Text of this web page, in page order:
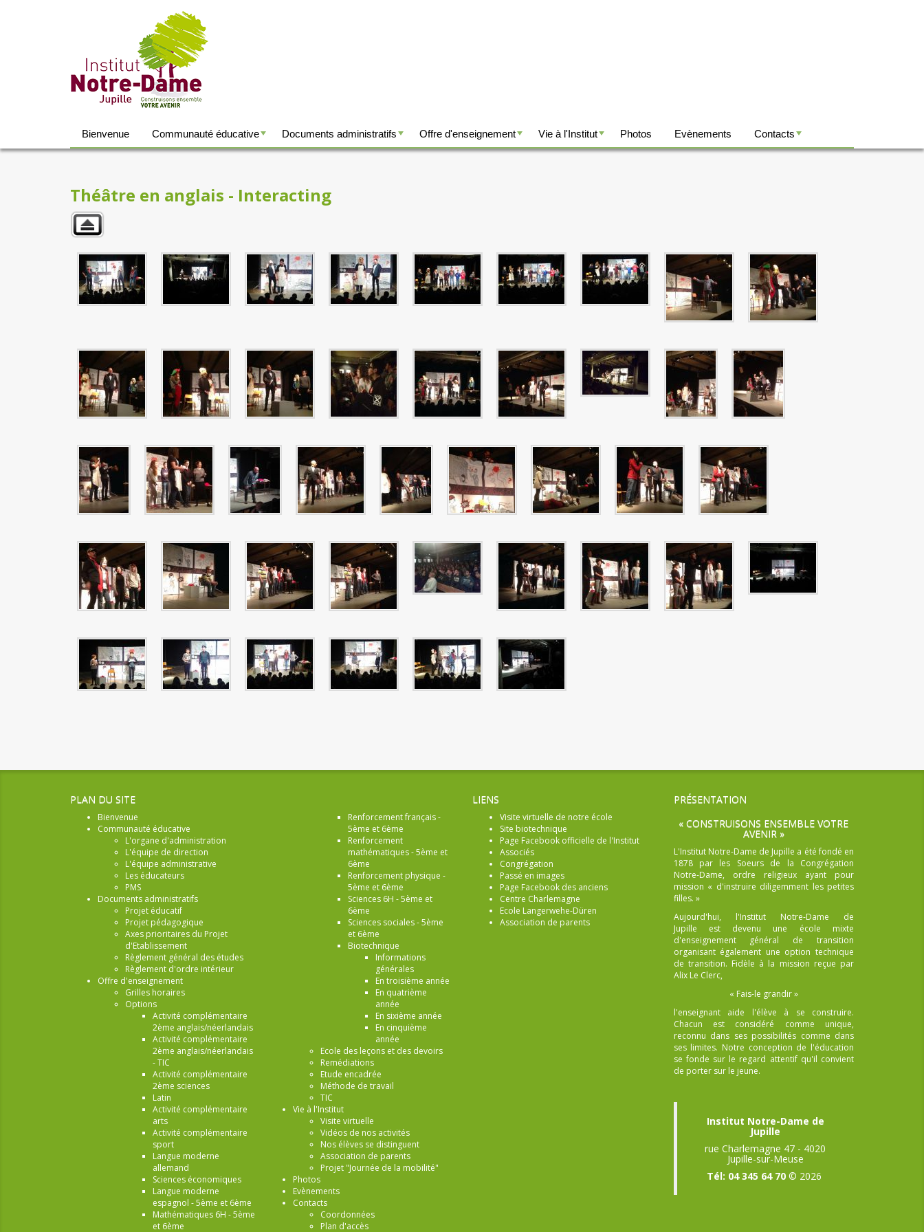
Bienvenue Communauté éducative Documents administratifs Offre d'enseignement Vie à l'Institut Photos Evènements Contacts
Théâtre en anglais - Interacting
PLAN DU SITE
Bienvenue
Communauté éducative
L'organe d'administration
L'équipe de direction
L'équipe administrative
Les éducateurs
PMS
Documents administratifs
Projet éducatif
Projet pédagogique
Axes prioritaires du Projet
d'Etablissement
Règlement général des études
Règlement d'ordre intérieur
Offre d'enseignement
Grilles horaires
Options
Activité complémentaire
2ème anglais/néerlandais
Activité complémentaire
2ème anglais/néerlandais
- TIC
Activité complémentaire
2ème sciences
Latin
Activité complémentaire
arts
Activité complémentaire
sport
Langue moderne
allemand
Sciences économiques
Langue moderne
espagnol - 5ème et 6ème
Mathématiques 6H - 5ème
et 6ème
Renforcement français -
5ème et 6ème
Renforcement
mathématiques - 5ème et
6ème
Renforcement physique -
5ème et 6ème
Sciences 6H - 5ème et
6ème
Sciences sociales - 5ème
et 6ème
Biotechnique
Informations
générales
En troisième année
En quatrième
année
En sixième année
En cinquième
année
Ecole des leçons et des devoirs
Remédiations
Etude encadrée
Méthode de travail
TIC
Vie à l'Institut
Visite virtuelle
Vidéos de nos activités
Nos élèves se distinguent
Association de parents
Projet "Journée de la mobilité"
Photos
Evènements
Contacts
Coordonnées
Plan d'accès
LIENS
Visite virtuelle de notre école
Site biotechnique
Page Facebook officielle de l'Institut
Associés
Congrégation
Passé en images
Page Facebook des anciens
Centre Charlemagne
Ecole Langerwehe-Düren
Association de parents
PRÉSENTATION
« CONSTRUISONS ENSEMBLE VOTRE
AVENIR »
L'Institut Notre-Dame de Jupille a été fondé en
1878 par les Soeurs de la Congrégation
Notre-Dame, ordre religieux ayant pour
mission « d'instruire diligemment les petites
filles. »
Aujourd'hui, l'Institut Notre-Dame de
Jupille est devenu une école mixte
d'enseignement général de transition
organisant également une option technique
de transition. Fidèle à la mission reçue par
Alix Le Clerc,
« Fais-le grandir »
l'enseignant aide l'élève à se construire.
Chacun est considéré comme unique,
reconnu dans ses possibilités comme dans
ses limites. Notre conception de l'éducation
se fonde sur le regard attentif qu'il convient
de porter sur le jeune.
Institut Notre-Dame de
Jupille
rue Charlemagne 47 - 4020
Jupille-sur-Meuse
Tél: 04 345 64 70© 2026